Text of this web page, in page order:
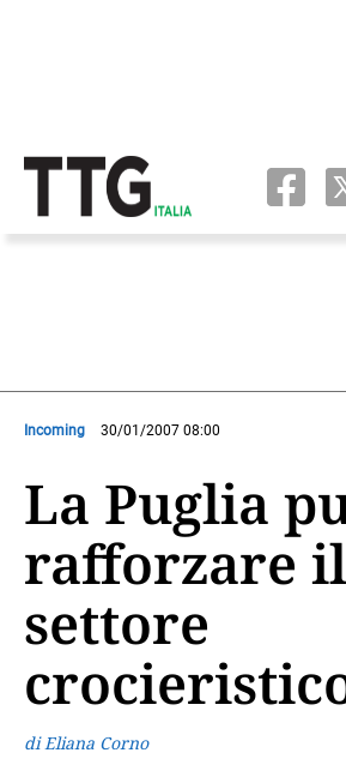
Incoming 30/01/2007 08:00
La Puglia
rafforzare il
settore
di Eliana Corno